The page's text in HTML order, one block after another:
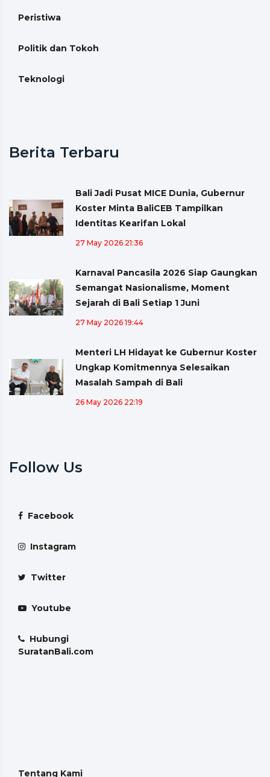
Peristiwa
Politik dan Tokoh
Teknologi
Berita Terbaru
Bali Jadi Pusat MICE Dunia, Gubernur
Koster Minta BaliCEB Tampilkan
Identitas Kearifan Lokal
27 May 2026 21:36
Karnaval Pancasila 2026 Siap Gaungkan
Semangat Nasionalisme, Moment
Sejarah di Bali Setiap 1 Juni
27 May 2026 19:44
Menteri LH Hidayat ke Gubernur Koster
Ungkap Komitmennya Selesaikan
Masalah Sampah di Bali
26 May 2026 22:19
Follow Us
Facebook
Instagram
Twitter
Youtube
Hubungi
SuratanBali.com
Tentang Kami